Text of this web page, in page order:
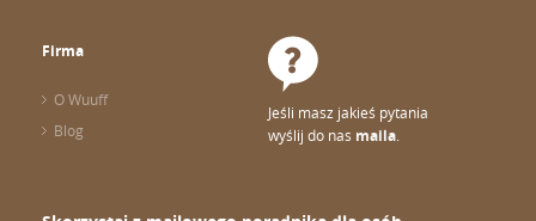
Firma
O Wuuff
Blog
Jeśli masz jakieś pytania
wyślij do nas maila